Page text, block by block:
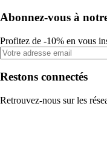
Abonnez-vous à
Profitez de -10% en vous
Restons connectés
Retrouvez-nous sur les